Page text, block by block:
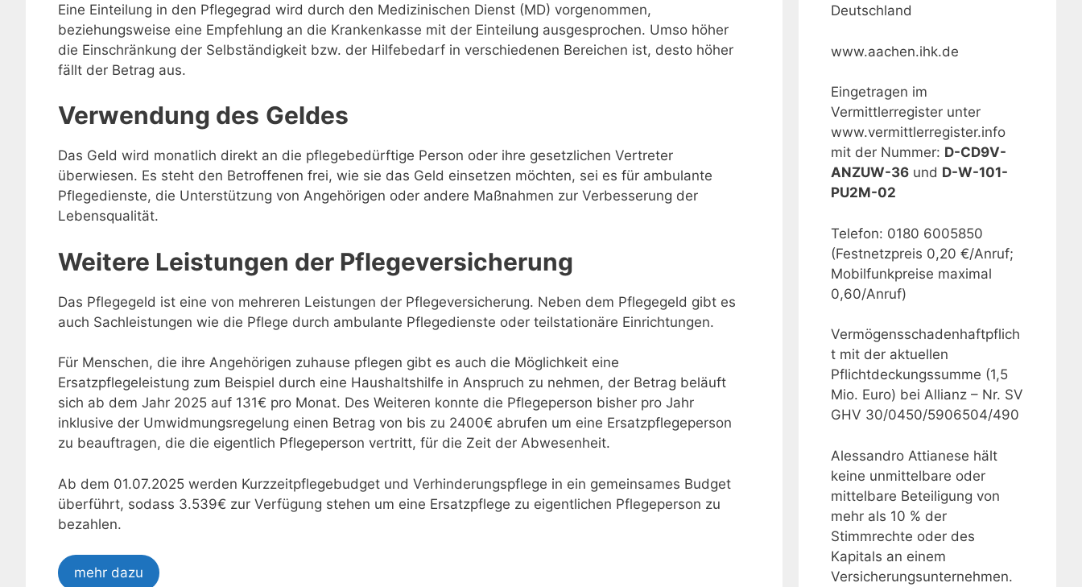
Eine Einteilung in den Pflegegrad wird durch den Medizinischen Dienst (MD) vorgenommen,
beziehungsweise eine Empfehlung an die Krankenkasse mit der Einteilung ausgesprochen. Umso höher
die Einschränkung der Selbständigkeit bzw. der Hilfebedarf in verschiedenen Bereichen ist, desto höher
fällt der Betrag aus.
Verwendung des Geldes
Das Geld wird monatlich direkt an die pflegebedürftige Person oder ihre gesetzlichen Vertreter
überwiesen. Es steht den Betroffenen frei, wie sie das Geld einsetzen möchten, sei es für ambulante
Pflegedienste, die Unterstützung von Angehörigen oder andere Maßnahmen zur Verbesserung der
Lebensqualität.
Weitere Leistungen der Pflegeversicherung
Das Pflegegeld ist eine von mehreren Leistungen der Pflegeversicherung. Neben dem Pflegegeld gibt es
auch Sachleistungen wie die Pflege durch ambulante Pflegedienste oder teilstationäre Einrichtungen.
Für Menschen, die ihre Angehörigen zuhause pflegen gibt es auch die Möglichkeit eine
Ersatzpflegeleistung zum Beispiel durch eine Haushaltshilfe in Anspruch zu nehmen, der Betrag beläuft
sich ab dem Jahr 2025 auf 131€ pro Monat. Des Weiteren konnte die Pflegeperson bisher pro Jahr
inklusive der Umwidmungsregelung einen Betrag von bis zu 2400€ abrufen um eine Ersatzpflegeperson
zu beauftragen, die die eigentlich Pflegeperson vertritt, für die Zeit der Abwesenheit.
Ab dem 01.07.2025 werden Kurzzeitpflegebudget und Verhinderungspflege in ein gemeinsames Budget
überführt, sodass 3.539€ zur Verfügung stehen um eine Ersatzpflege zu eigentlichen Pflegeperson zu
bezahlen.
mehr dazu
Deutschland
www.aachen.ihk.de
Eingetragen im
Vermittlerregister unter
www.vermittlerregister.info
mit der Nummer: D-CD9V-
ANZUW-36 und D-W-101-
PU2M-02
Telefon: 0180 6005850
(Festnetzpreis 0,20 €/Anruf;
Mobilfunkpreise maximal
0,60/Anruf)
Vermögensschadenhaftpflich
t mit der aktuellen
Pflichtdeckungssumme (1,5
Mio. Euro) bei Allianz – Nr. SV
GHV 30/0450/5906504/490
Alessandro Attianese hält
keine unmittelbare oder
mittelbare Beteiligung von
mehr als 10 % der
Stimmrechte oder des
Kapitals an einem
Versicherungsunternehmen.